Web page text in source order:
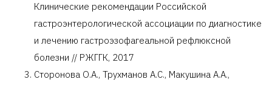
Клинические рекомендации Российской
гастроэнтерологической ассоциации по диагностике
и лечению гастроэзофагеальной рефлюксной
болезни // РЖГГК, 2017
Сторонова О.А., Трухманов А.С., Макушина А.А.,